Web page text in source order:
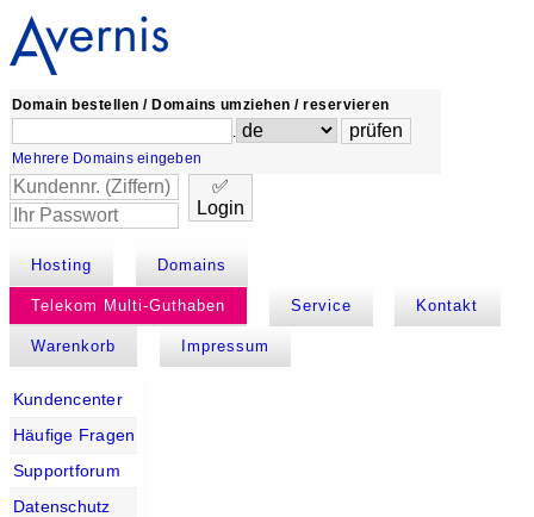
Domain bestellen / Domains umziehen / reservieren
.
Mehrere Domains eingeben
✅
Login
Hosting Domains
Telekom Multi-Guthaben Service Kontakt
Warenkorb Impressum
Kundencenter
Häufige Fragen
Supportforum
Datenschutz